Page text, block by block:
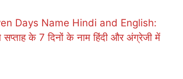
Days Name Hindi and English:
के 7 दिनों के नाम हिंदी और अंग्रेजी में